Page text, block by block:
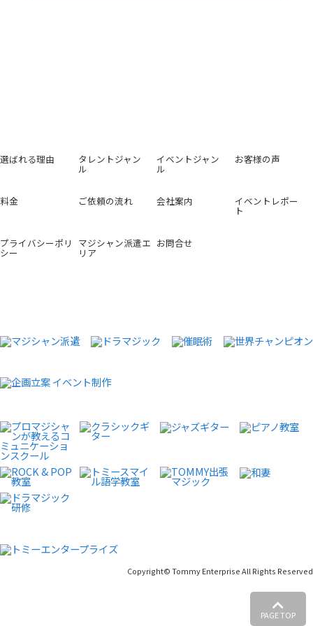
選ばれる理由 タレントジャン
ル
イベントジャン
ル
お客様の声
料金 ご依頼の流れ 会社案内 イベントレポー
ト
プライバシーポリ
シー
マジシャン派遣エ
リア
お問合せ
Copyright© Tommy Enterprise All Rights Reserved
PAGE TOP